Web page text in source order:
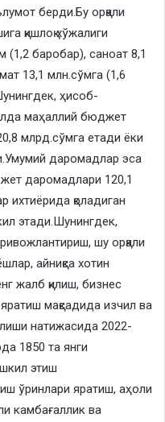
берди.Бу орқали
қишлоқ хўжалиги
(1,2 баробар), саноат 8,1
13,1 млн.сўмга (1,6
ҳисоб-
маҳаллий бюджет
млрд.сўмга етади ёки
даромадлар эса
даромадлари 120,1
қоладиган
этади.Шунингдек,
шу орқали
айниқса хотин
жалб қилиш, бизнес
мақсадида изчил ва
натижасида 2022-
1850 та янги
этиш
ўринлари яратиш, аҳоли
камбағаллик ва